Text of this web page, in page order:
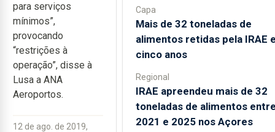
para serviços
mínimos”,
provocando
“restrições à
operação”, disse à
Lusa a ANA
Aeroportos.
12 de ago. de 2019,
Capa
Mais de 32 toneladas de
alimentos retidas pela IRAE
cinco anos
Regional
IRAE apreendeu mais de 32
toneladas de alimentos
2021 e 2025 nos Açores